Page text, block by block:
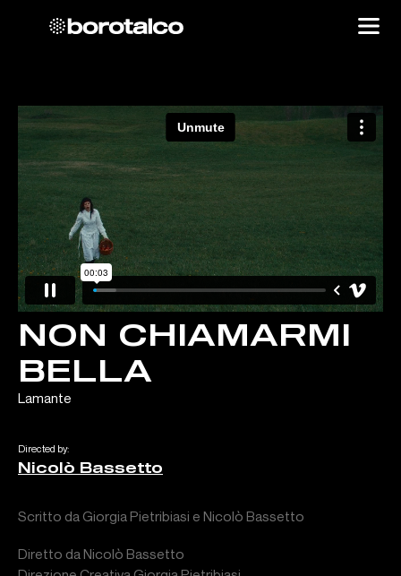
NON CHIAMARMI
BELLA
Lamante
Directed by:
Nicolò Bassetto
Scritto da Giorgia Pietribiasi e Nicolò Bassetto
Diretto da Nicolò Bassetto